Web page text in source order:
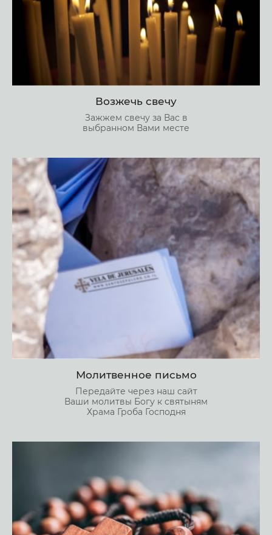
Возжечь свечу
Зажжем свечу за Вас в
выбранном Вами месте
Молитвенное письмо
Передайте через наш сайт
Ваши молитвы Богу к святыням
Храма Гроба Господня